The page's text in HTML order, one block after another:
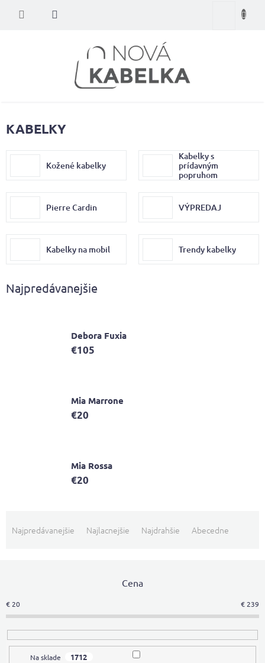
Nákupný
KABELKY
Kožené kabelky
Kabelky s
prídavným
popruhom
Pierre Cardin VÝPREDAJ
Kabelky na mobil Trendy kabelky
Najpredávanejšie
Debora Fuxia
€105
Mia Marrone
€20
Mia Rossa
€20
p
r
o
d
Najpredávanejšie Najlacnejšie Najdrahšie Abecedne
Cena
€ 20 € 239
Na sklade 1712